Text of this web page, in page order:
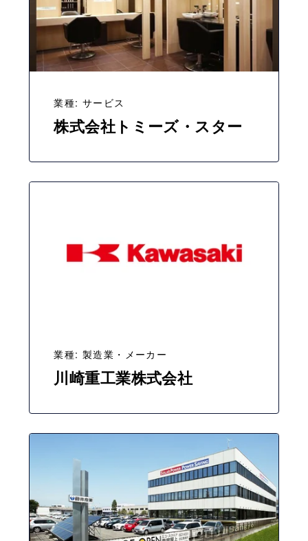
業種: サービス
株式会社トミーズ・スター
業種: 製造業・メーカー
川崎重工業株式会社